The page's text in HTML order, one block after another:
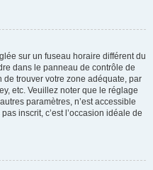
sur un fuseau horaire différent du
dans le panneau de contrôle de
de trouver votre zone adéquate, par
etc. Veuillez noter que le réglage
paramètres, n’est accessible
inscrit, c’est l’occasion idéale de